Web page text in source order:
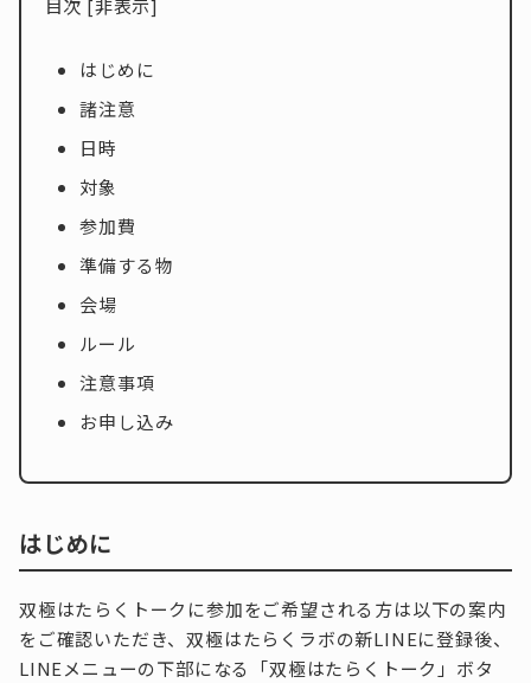
はじめに
諸注意
日時
対象
参加費
準備する物
会場
ルール
注意事項
お申し込み
はじめに
双極はたらくトークに参加をご希望される方は以下の案内
をご確認いただき、双極はたらくラボの新LINEに登録後、
LINEメニューの下部になる「双極はたらくトーク」ボタ